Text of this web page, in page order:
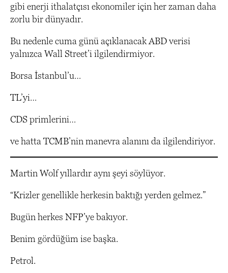
gibi enerji ithalatçısı ekonomiler için her zaman daha
zorlu bir dünyadır.
Bu nedenle cuma günü açıklanacak ABD verisi
yalnızca Wall Street’i ilgilendirmiyor.
Borsa İstanbul’u…
TL’yi…
CDS primlerini…
ve hatta TCMB’nin manevra alanını da ilgilendiriyor.
Martin Wolf yıllardır aynı şeyi söylüyor.
“Krizler genellikle herkesin baktığı yerden gelmez.”
Bugün herkes NFP’ye bakıyor.
Benim gördüğüm ise başka.
Petrol.